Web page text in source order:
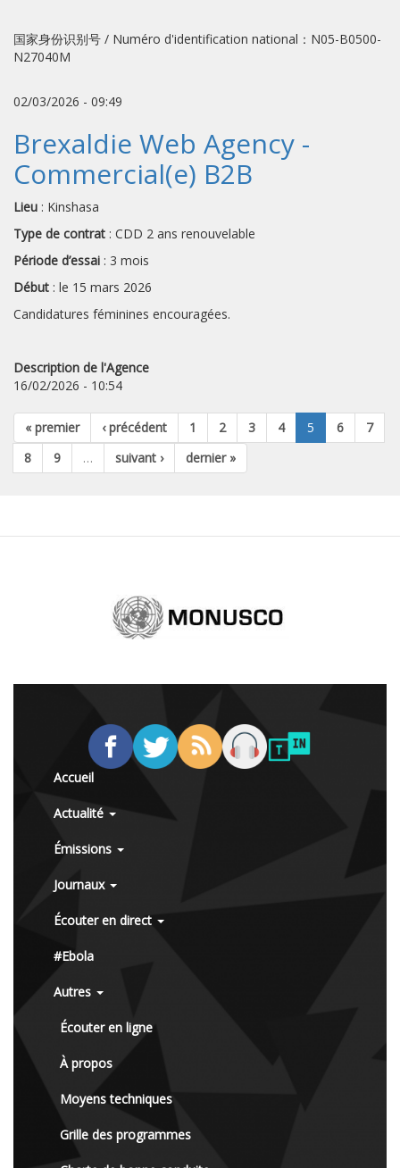
国家身份识别号 / Numéro d'identification national：N05-B0500-
N27040M
02/03/2026 - 09:49
Brexaldie Web Agency -
Commercial(e) B2B
Lieu : Kinshasa
Type de contrat : CDD 2 ans renouvelable
Période d’essai : 3 mois
Début : le 15 mars 2026
Candidatures féminines encouragées.
Description de l'Agence
16/02/2026 - 10:54
« premier ‹ précédent 1 2 3 4 5 6
7
8
9 … suivant › dernier »
Accueil
Actualité
Émissions
Journaux
Écouter en direct
#Ebola
Autres
Écouter en ligne
À propos
Moyens techniques
Grille des programmes